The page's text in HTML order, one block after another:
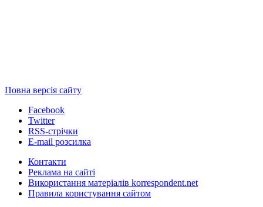
Повна версія сайту
Facebook
Twitter
RSS-стрічки
E-mail розсилка
Контакти
Реклама на сайті
Використання матеріалів korrespondent.net
Правила користування сайтом